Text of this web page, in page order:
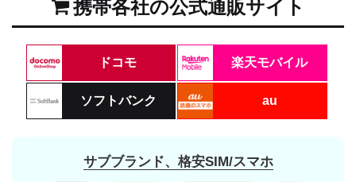
携帯各社の公式通販サイト
ドコモ 楽天モバイル
ソフトバンク au
サブブランド、格安SIM/スマホ